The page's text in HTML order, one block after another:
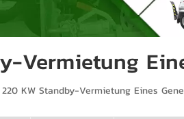
Vermietung
220 KW Standby-Vermietung Eines